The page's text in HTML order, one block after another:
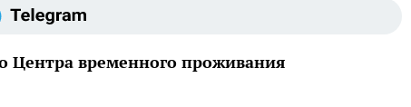
Центра временного проживания